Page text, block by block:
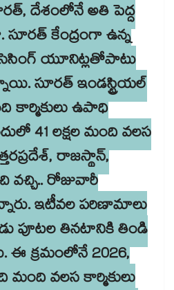
దేశంలోనే అతి పెద్ద
కేంద్రంగా ఉన్న
యూనిట్లతోపాటు
సూరత్ ఇండస్ట్రియల్
ఉపాధి
41 లక్షల మంది వలస
రాజస్థాన్,
వచ్చి.. రోజువారీ
ఇటీవల పరిణామాలు
పూటల తినటానికి తిండి
ఈ క్రమంలోనే 2026,
మంది వలస కార్మికులు